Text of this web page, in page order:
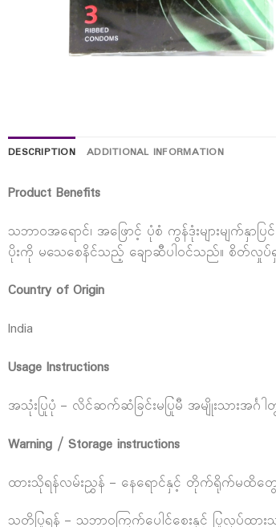
DESCRIPTION ADDITIONAL INFORMATION
Product Benefits
သဘာဝအရောင်၊ အဖြောင့် ပုံစံ ကွန်ဒုံးများမျက်နှာ
ပိုးကို မသေစေနိင်သည့် ချောဆီပါဝင်သည်။ စိတ်လှုပ်ရှ
Country of Origin
India
Usage Instructions
အသုံးပြုပုံ – လိင်ဆက်ဆံခြင်းမပြုမီ အမျိုးသားအင်္ဂါ
Warning / Storage instructions
ထားသိုရန်လမ်းညွှန် – နေရောင်နှင့် တိုက်ရိုက်မထိတွေ့
သတိပြုရန် – သဘာဝကြက်ပေါင်စေးနှင့် ပြုလုပ်ထား